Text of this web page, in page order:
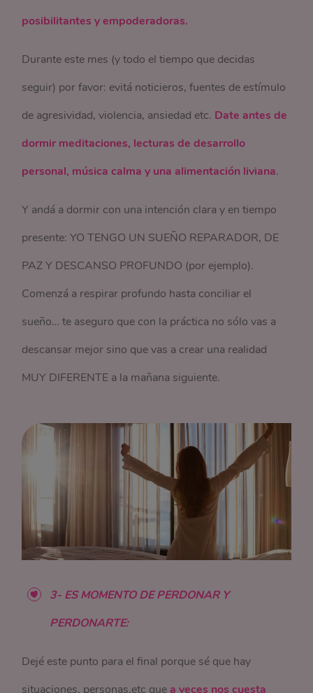
posibilitantes y empoderadoras.
Durante este mes (y todo el tiempo que decidas
seguir) por favor: evitá noticieros, fuentes de estímulo
de agresividad, violencia, ansiedad etc. Date antes de
dormir meditaciones, lecturas de desarrollo
personal, música calma y una alimentación liviana.
Y andá a dormir con una intención clara y en tiempo
presente: YO TENGO UN SUEÑO REPARADOR, DE
PAZ Y DESCANSO PROFUNDO (por ejemplo).
Comenzá a respirar profundo hasta conciliar el
sueño… te aseguro que con la práctica no sólo vas a
descansar mejor sino que vas a crear una realidad
MUY DIFERENTE a la mañana siguiente.
3- ES MOMENTO DE PERDONAR Y
PERDONARTE:
Dejé este punto para el final porque sé que hay
situaciones, personas,etc que a veces nos cuesta